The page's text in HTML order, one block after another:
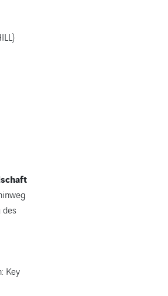
des
Key